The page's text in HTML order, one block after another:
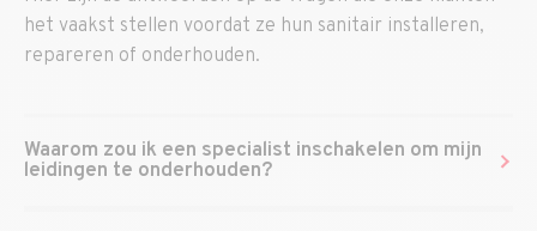
het vaakst stellen voordat ze hun sanitair installeren,
repareren of onderhouden.
Waarom zou ik een specialist inschakelen om mijn
leidingen te onderhouden?